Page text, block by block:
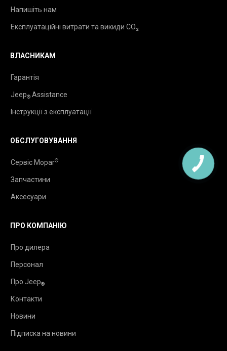
Напишіть нам
Експлуатаційні витрати та викиди CO₂
ВЛАСНИКАМ
Гарантія
Jeep® Assistance
Інструкції з експлуатації
ОБСЛУГОВУВАННЯ
Сервіс Mopar®
Запчастини
Аксесуари
ПРО КОМПАНІЮ
Про дилера
Персонал
Про Jeep®
Контакти
Новини
Підписка на новини